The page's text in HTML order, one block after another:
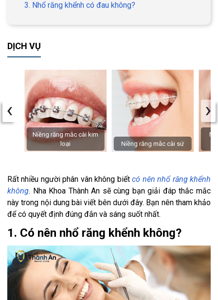
3. Nhổ răng khểnh có đau không?
DỊCH VỤ
Niềng răng mắc cài kim
loại
Niềng răng mắc cài sứ
‹ ›
Rất nhiều người phân vân không biếtcó nên nhổ răng khểnh
không. Nha Khoa Thành An sẽ cùng bạn giải đáp thắc mắc
này trong nội dung bài viết bên dưới đây. Bạn nên tham khảo
để có quyết định đúng đắn và sáng suốt nhất.
1. Có nên nhổ răng khểnh không?